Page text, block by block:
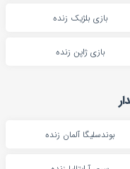
بازی بلژیک زنده
بازی ژاپن زنده
بوندسلیگا آلمان زنده